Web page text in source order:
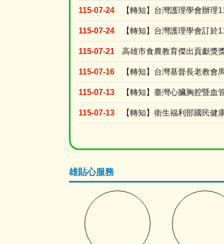
115-07-24
115-07-24
115-07-21 高雄市食農教育傑出貢獻獎
115-07-16
115-07-13
115-07-13
雄貼心服務